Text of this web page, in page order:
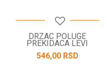
DRZAC POLUGE
PREKIDACA LEVI
546,00 RSD